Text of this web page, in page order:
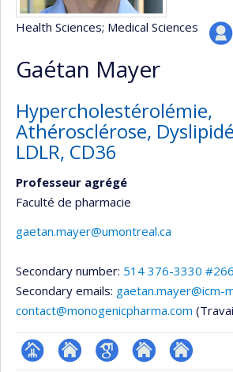
Health Sciences; Medical Sciences
Gaétan Mayer
Hypercholestérolémie,
Athérosclérose,
LDLR, CD36
Professeur agrégé
Faculté de pharmacie
gaetan.mayer@umontreal.ca
Secondary number: 514 376-3330
Secondary emails: gaetan.mayer@icm-
contact@monogenicpharma.com